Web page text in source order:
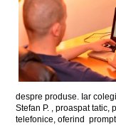
despre produse. Iar
Stefan P. , proaspat
telefonice, oferind